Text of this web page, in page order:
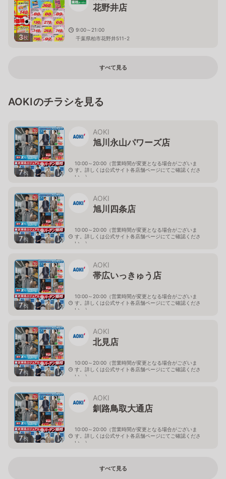
3枚
花野井店
9:00～21:00
千葉県柏市花野井511-2
すべて見る
AOKIのチラシを見る
7枚
AOKI
旭川永山パワーズ店
10:00～20:00（営業時間が変更となる場合がございま
す。詳しくは公式サイト各店舗ページにてご確認くださ
い。）
7枚
AOKI
旭川四条店
10:00～20:00（営業時間が変更となる場合がございま
す。詳しくは公式サイト各店舗ページにてご確認くださ
い。）
7枚
AOKI
帯広いっきゅう店
10:00～20:00（営業時間が変更となる場合がございま
す。詳しくは公式サイト各店舗ページにてご確認くださ
い。）
7枚
AOKI
北見店
10:00～20:00（営業時間が変更となる場合がございま
す。詳しくは公式サイト各店舗ページにてご確認くださ
い。）
7枚
AOKI
釧路鳥取大通店
10:00～20:00（営業時間が変更となる場合がございま
す。詳しくは公式サイト各店舗ページにてご確認くださ
い。）
すべて見る